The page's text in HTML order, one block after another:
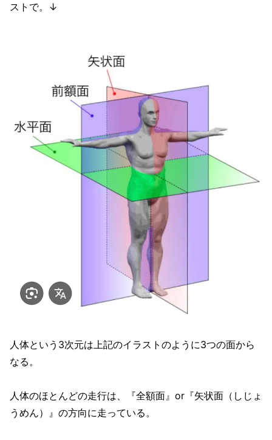
ストで。↓
人体という3次元は上記のイラストのように3つの面から
なる。
人体のほとんどの走行は、『全額面』or『矢状面（しじょ
うめん）』の方向に走っている。